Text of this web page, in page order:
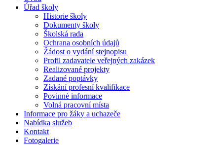
Úřad školy
Historie školy
Dokumenty školy
Školská rada
Ochrana osobních údajů
Žádost o vydání stejnopisu
Profil zadavatele veřejných zakázek
Realizované projekty
Zadané poptávky
Získání profesní kvalifikace
Povinné informace
Volná pracovní místa
Informace pro žáky a uchazeče
Nabídka služeb
Kontakt
Fotogalerie